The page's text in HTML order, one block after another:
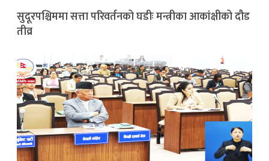
सुदूरपश्चिममा सत्ता परिवर्तनको घडीः मन्त्रीका आकांक्षीको दौड
तीव्र